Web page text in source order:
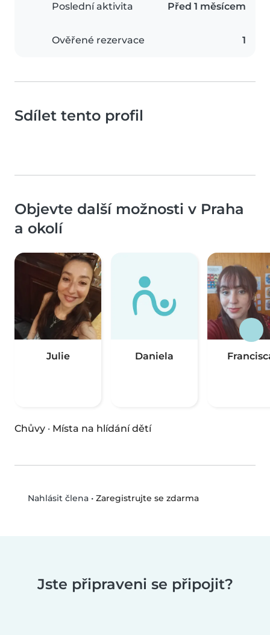
Poslední aktivita Před 1 měsícem
Ověřené rezervace 1
Sdílet tento profil
Objevte další možnosti v Praha
a okolí
Julie Daniela
Chůvy · Místa na hlídání dětí
Nahlásit člena• Zaregistrujte se zdarma
Jste připraveni se připojit?